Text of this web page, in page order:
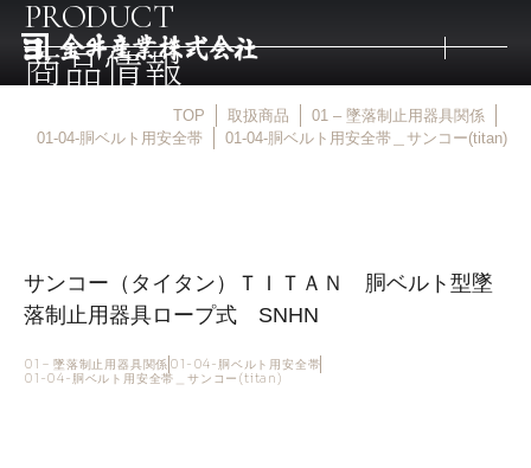
トップ
取扱メーカー
金井産業の強み
PRODUCT
商品情報
TOP 取扱商品
01 – 墜落制止用器具関係
01-04-胴ベルト用安全帯
01-04-胴ベルト用安全帯＿サンコー(titan)
サンコー（タイタン）ＴＩＴＡＮ 胴ベルト型墜
落制止用器具ロープ式 SNHN
01 – 墜落制止用器具関係 01-04-胴ベルト用安全帯
01-04-胴ベルト用安全帯＿サンコー(titan)